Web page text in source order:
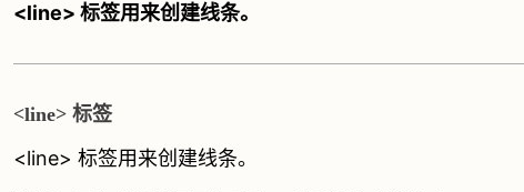
<line> 标签用来创建线条。
<line> 标签
<line> 标签用来创建线条。